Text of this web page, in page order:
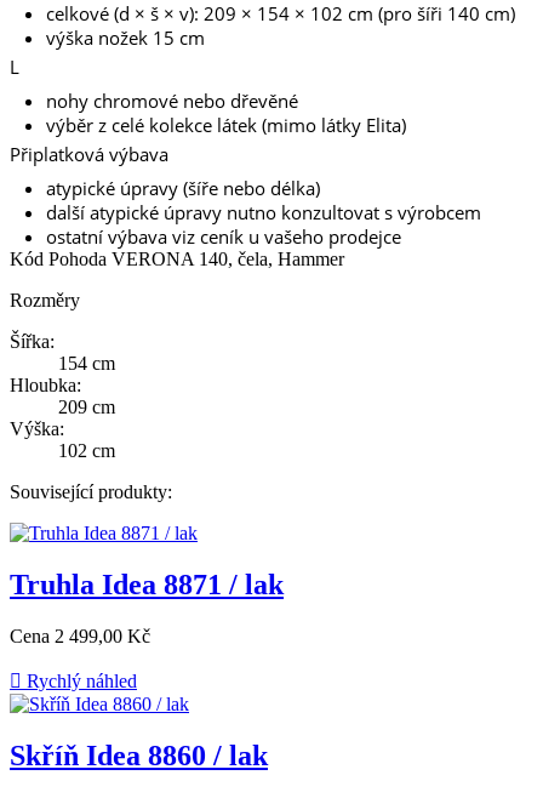
celkové (d × š × v): 209 × 154 × 102 cm (pro šíři 140 cm)
výška nožek 15 cm
L
nohy chromové nebo dřevěné
výběr z celé kolekce látek (mimo látky Elita)
Připlatková výbava
atypické úpravy (šíře nebo délka)
další atypické úpravy nutno konzultovat s výrobcem
ostatní výbava viz ceník u vašeho prodejce
Kód Pohoda VERONA 140, čela, Hammer
Rozměry
Šířka:
154 cm
Hloubka:
209 cm
Výška:
102 cm
Související produkty:
Truhla Idea 8871 / lak
Cena 2 499,00 Kč
 Rychlý náhled
Skříň Idea 8860 / lak